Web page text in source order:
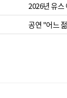
2026년 유
공연 "어느